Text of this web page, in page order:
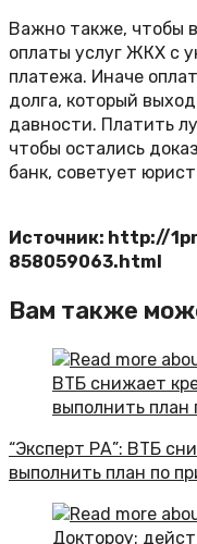
Важно также, чтобы
оплаты услуг ЖКХ с
платежа. Иначе
долга, который
давности. Платить
чтобы остались
банк, советует
Источник: http://
858059063.html
Вам также
“Эксперт РА”: ВТБ
выполнить план по